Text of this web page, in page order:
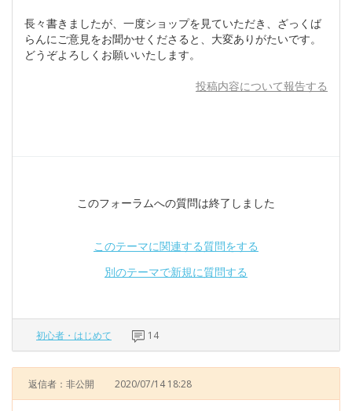
長々書きましたが、一度ショップを見ていただき、ざっくば
らんにご意見をお聞かせくださると、大変ありがたいです。
どうぞよろしくお願いいたします。
投稿内容について報告する
このフォーラムへの質問は終了しました
このテーマに関連する質問をする
別のテーマで新規に質問する
初心者・はじめて 14
返信者：非公開 2020/07/14 18:28